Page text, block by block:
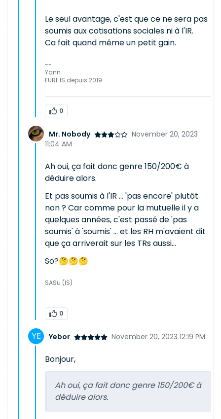
Le seul avantage, c'est que ce ne sera pas
soumis aux cotisations sociales ni à l'IR.
Ca fait quand même un petit gain.
--
Yann
EURL IS depuis 2019
0
Mr. Nobody
November 20, 2023
11:04 AM
Ah oui, ça fait donc genre 150/200€ à
déduire alors.
Et pas soumis à l'IR ... 'pas encore' plutôt
non ? Car comme pour la mutuelle il y a
quelques années, c'est passé de 'pas
soumis' à 'soumis' ... et les RH m'avaient dit
que ça arriverait sur les TRs aussi...
So?🤔🤔🤔
SASu (IS)
0
Yebor November 20, 2023 12:19 PM
Bonjour,
Ah oui, ça fait donc genre 150/200€ à
déduire alors.